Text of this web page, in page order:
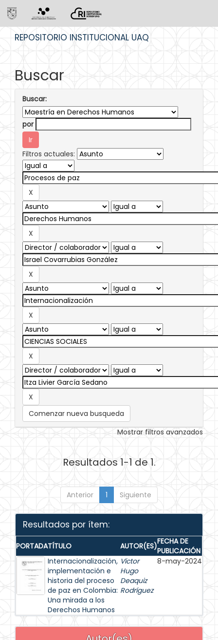
REPOSITORIO INSTITUCIONAL UAQ
Buscar
Buscar:
por
Filtros actuales:
Comenzar nueva busqueda
Mostrar filtros avanzados
Resultados 1-1 de 1.
Anterior 1 Siguiente
Resultados por ítem:
PORTADATÍTULO AUTOR(ES)FECHA DE
PUBLICACIÓN
Internacionalización,
implementación e
historia del proceso
de paz en Colombia:
Una mirada a los
Derechos Humanos
Víctor
Hugo
Deaquiz
Rodríguez
8-may-2024